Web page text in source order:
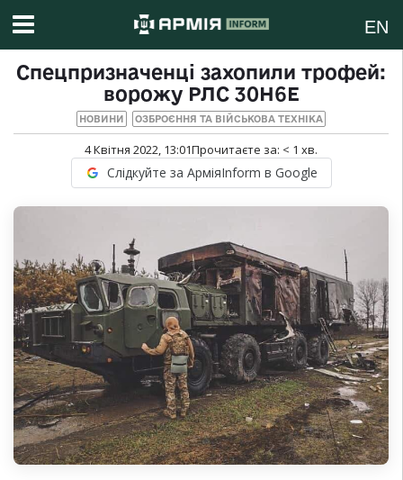
EN
Спецпризначенці захопили трофей:
ворожу РЛС 30Н6Е
НОВИНИ ОЗБРОЄННЯ ТА ВІЙСЬКОВА ТЕХНІКА
4 Квітня 2022, 13:01Прочитаєте за: < 1 хв.
Слідкуйте за АрміяInform в Google